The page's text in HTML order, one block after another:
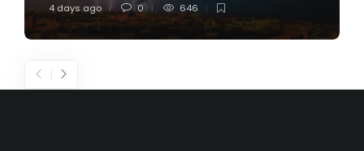
4 days ago 0 646